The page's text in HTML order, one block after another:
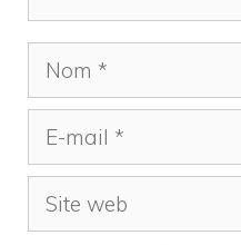
Nom
mail
Site
web